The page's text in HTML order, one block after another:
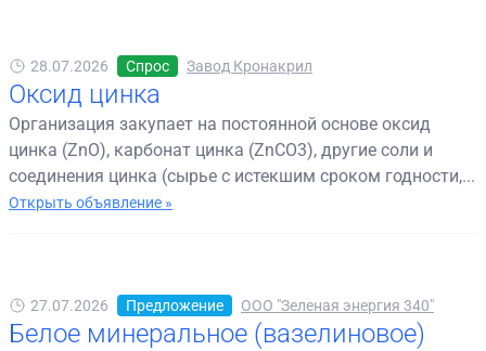
28.07.2026 Спрос Завод Кронакрил
Оксид цинка
Организация закупает на постоянной основе оксид
цинка (ZnO), карбонат цинка (ZnCO3), другие соли и
соединения цинка (сырье с истекшим сроком годности,...
Открыть объявление »
27.07.2026 Предложение ООО "Зеленая энергия 340"
Белое минеральное (вазелиновое)